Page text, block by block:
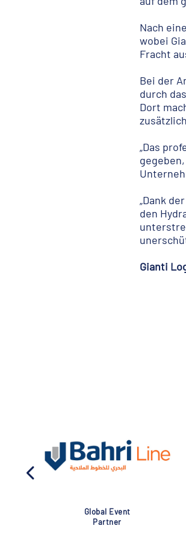
Nach
wobei
Fracht
Bei der
durch
Dort
„Das
„Dank
den
Gianti
Global Event
Partner